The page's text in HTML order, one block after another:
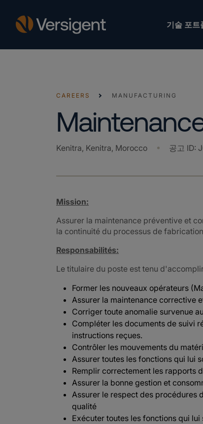
기술 포트
CAREERS MANUFACTURING
Kenitra, Kenitra, Morocco 공고 ID:
Mission:
Assurer la maintenance préventive et
la continuité du processus de
Responsabilités:
Le titulaire du poste est tenu
Former les nouveaux opérateurs
Assurer la maintenance corrective
Corriger toute anomalie survenue
Compléter les documents de suivi
instructions reçues.
Contrôler les mouvements du
Assurer toutes les fonctions qui lui
Remplir correctement les rapports
Assurer la bonne gestion et
Assurer le respect des procédures
qualité
Exécuter toutes les fonctions qui